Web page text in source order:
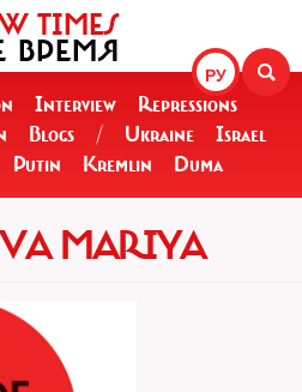
РУ
TIMES
ВРЕМЯ
Interview
Repressions
Blogs / Ukraine
Israel
Putin Kremlin Duma
MARIYA